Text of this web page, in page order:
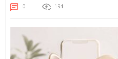
0 194